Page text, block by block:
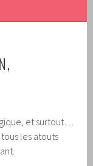
et surtout…
les atouts